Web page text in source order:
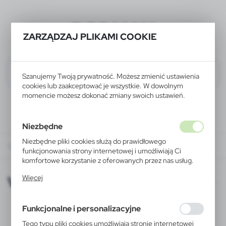
ZARZĄDZAJ PLIKAMI COOKIE
Szanujemy Twoją prywatność. Możesz zmienić ustawienia
cookies lub zaakceptować je wszystkie. W dowolnym
momencie możesz dokonać zmiany swoich ustawień.
Niezbędne
Niezbędne pliki cookies służą do prawidłowego
funkcjonowania strony internetowej i umożliwiają Ci
komfortowe korzystanie z oferowanych przez nas usług.
działania w celu m.in. dostosowania Twoich ustawień
korzystasz, może działać bez zakłóceń.
Więcej
Funkcjonalne i personalizacyjne
Tego typu pliki cookies umożliwiają stronie internetowej
BODMAN
VoyagerXD 2015-09-18
VoyagerXD 2015-09-18